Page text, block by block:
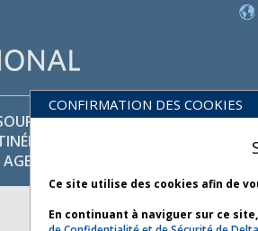
POLITIQUES
ET
CONFIRMATION DES COOKIES
Ce site utilise des cookies afin de
En continuant à naviguer sur ce